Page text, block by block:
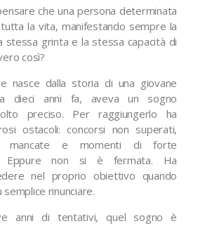
che una persona determinata
la vita, manifestando sempre la
stessa grinta e la stessa capacità di
così?
nasce dalla storia di una giovane
dieci anni fa, aveva un sogno
preciso. Per raggiungerlo ha
ostacoli: concorsi non superati,
mancate e momenti di forte
Eppure non si è fermata. Ha
nel proprio obiettivo quando
rinunciare.
anni di tentativi, quel sogno è